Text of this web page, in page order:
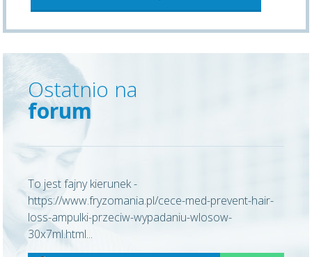
Ostatnio na
forum
To jest fajny kierunek -
https://www.fryzomania.pl/cece-med-prevent-hair-
loss-ampulki-przeciw-wypadaniu-wlosow-
30x7ml.html...